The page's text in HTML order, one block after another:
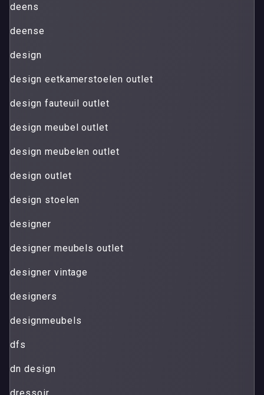
deens
deense
design
design eetkamerstoelen outlet
design fauteuil outlet
design meubel outlet
design meubelen outlet
design outlet
design stoelen
designer
designer meubels outlet
designer vintage
designers
designmeubels
dfs
dn design
dressoir